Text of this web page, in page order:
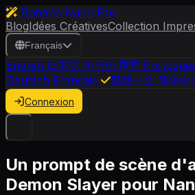
Banana Nano Pro
BlogIdées CréativesCollection
Français
English 日本語 한국어 हिन्दी
Deutsch Français 繁體中文 简体中
Connexion
Un prompt de scène
Demon Slayer pour